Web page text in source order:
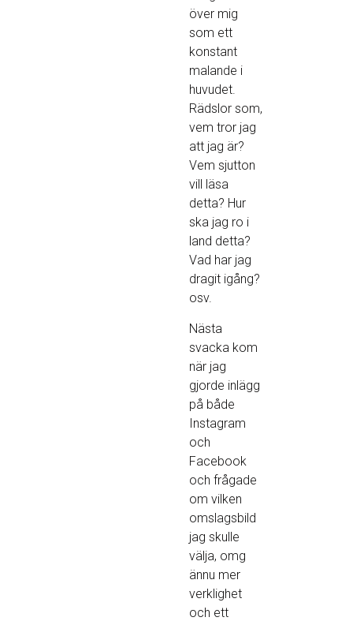
över mig
som ett
konstant
malande i
huvudet.
Rädslor som,
vem tror jag
att jag är?
Vem sjutton
vill läsa
detta? Hur
ska jag ro i
land detta?
Vad har jag
dragit igång?
osv.
Nästa
svacka kom
när jag
gjorde inlägg
på både
Instagram
och
Facebook
och frågade
om vilken
omslagsbild
jag skulle
välja, omg
ännu mer
verklighet
och ett